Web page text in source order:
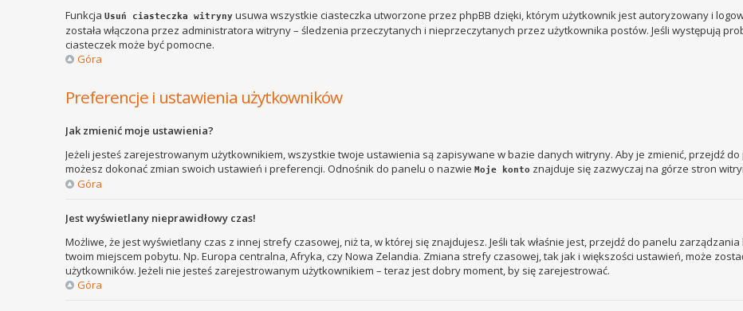
Funkcja Usuń ciasteczka witryny usuwa wszystkie ciasteczka utworzone przez phpBB dzięki, którym użytkownik jest autoryzowany i
została włączona przez administratora witryny – śledzenia przeczytanych i nieprzeczytanych przez użytkownika postów. Jeśli występują
ciasteczek może być pomocne.
Góra
Preferencje i ustawienia użytkowników
Jak zmienić moje ustawienia?
Jeżeli jesteś zarejestrowanym użytkownikiem, wszystkie twoje ustawienia są zapisywane w bazie danych witryny. Aby je zmienić, przejdź
możesz dokonać zmian swoich ustawień i preferencji. Odnośnik do panelu o nazwie Moje konto znajduje się zazwyczaj na górze stron
Góra
Jest wyświetlany nieprawidłowy czas!
Możliwe, że jest wyświetlany czas z innej strefy czasowej, niż ta, w której się znajdujesz. Jeśli tak właśnie jest, przejdź do panelu
twoim miejscem pobytu. Np. Europa centralna, Afryka, czy Nowa Zelandia. Zmiana strefy czasowej, tak jak i większości ustawień, może
użytkowników. Jeżeli nie jesteś zarejestrowanym użytkownikiem – teraz jest dobry moment, by się zarejestrować.
Góra